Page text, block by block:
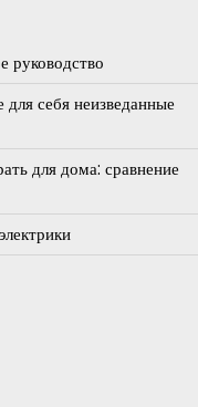
руководство
себя неизведанные
для дома: сравнение